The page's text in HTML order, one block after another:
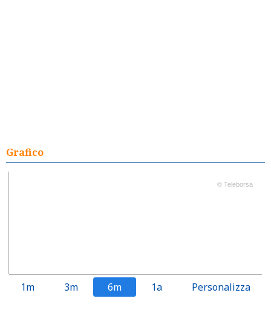
Grafico
© Teleborsa
1m 3m 6m 1a Personalizza